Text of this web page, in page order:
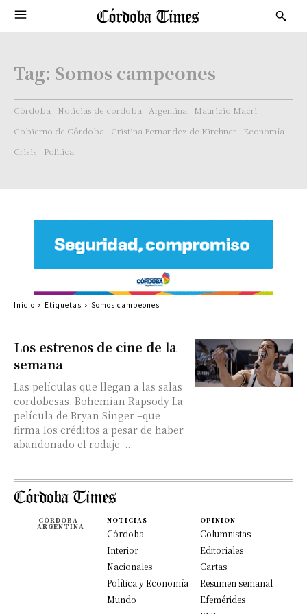
Tag: Somos campeones
Córdoba Noticias de cordoba Argentina
Mauricio Macri
Gobierno de Córdoba
Cristina Fernandez de Kirchner
Economía
Crisis
Politica
Los estrenos de cine de la
semana
Las películas que llegan a las salas
cordobesas. Bohemian Rapsody La
película de Bryan Singer –que
firma los créditos a pesar de haber
abandonado el rodaje–...
Inicio Etiquetas Somos campeones
CÓRDOBA -
ARGENTINA
NOTICIAS
Córdoba
Interior
Nacionales
Política y Economía
Mundo
OPINION
Columnistas
Editoriales
Cartas
Resumen semanal
Efemérides